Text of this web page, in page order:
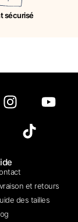
sécurisé
et retours
des tailles